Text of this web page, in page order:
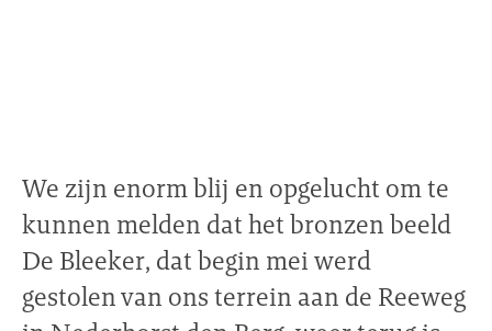
We zijn enorm blij en opgelucht om te
kunnen melden dat het bronzen beeld
De Bleeker, dat begin mei werd
gestolen van ons terrein aan de Reeweg